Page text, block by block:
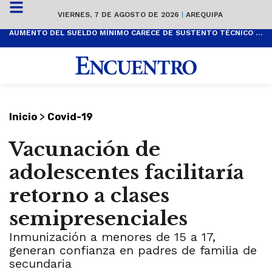
VIERNES, 7 DE AGOSTO DE 2026 | AREQUIPA
AUMENTO DEL SUELDO MÍNIMO CARECE DE SUSTENTO TÉCNICO Y ES POPULISTA
Inicio > Covid-19
Vacunación de
adolescentes facilitaría
retorno a clases
semipresenciales
Inmunización a menores de 15 a 17,
generan confianza en padres de familia de
secundaria